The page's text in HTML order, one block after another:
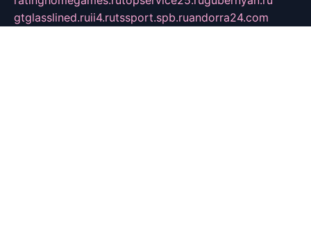
gtglasslined.ruii4.rutssport.spb.ruandorra24.com